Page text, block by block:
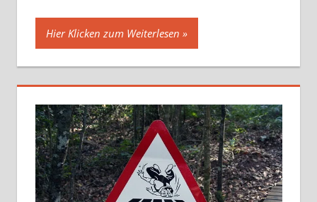
Hier Klicken zum Weiterlesen